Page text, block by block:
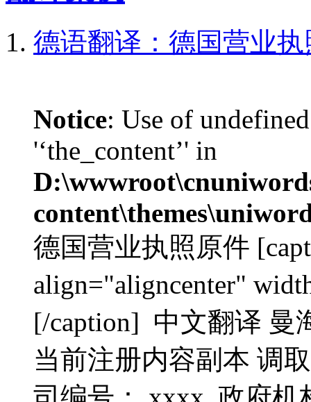
德语翻译：德国营业
Notice: Use of
'‘the_content’' in
德国营业执照原件
align="aligncenter"
[/caption] 中文翻译 曼
当前注册内容副本 调